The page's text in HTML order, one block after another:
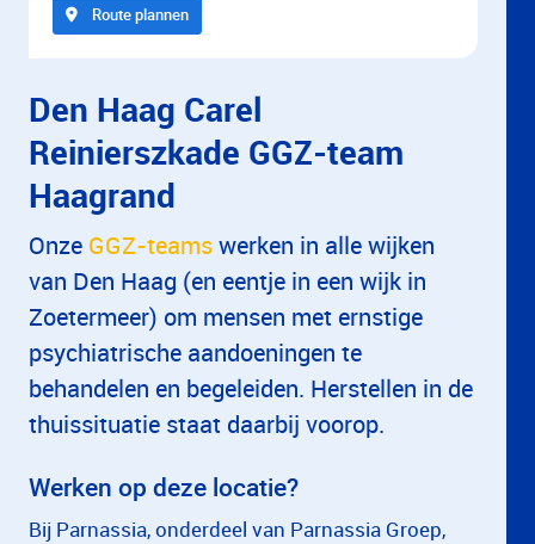
Route plannen
Den Haag Carel
Reinierszkade GGZ-team
Haagrand
Onze GGZ-teamswerken in alle wijken
van Den Haag (en eentje in een wijk in
Zoetermeer) om mensen met ernstige
psychiatrische aandoeningen te
behandelen en begeleiden. Herstellen in de
thuissituatie staat daarbij voorop.
Werken op deze locatie?
Bij Parnassia, onderdeel van Parnassia Groep,